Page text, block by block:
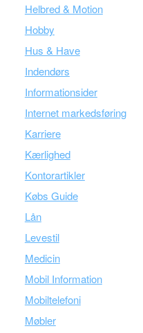
Helbred & Motion
Hobby
Hus & Have
Indendørs
Informationsider
Internet markedsføring
Karriere
Kærlighed
Kontorartikler
Købs Guide
Lån
Levestil
Medicin
Mobil Information
Mobiltelefoni
Møbler